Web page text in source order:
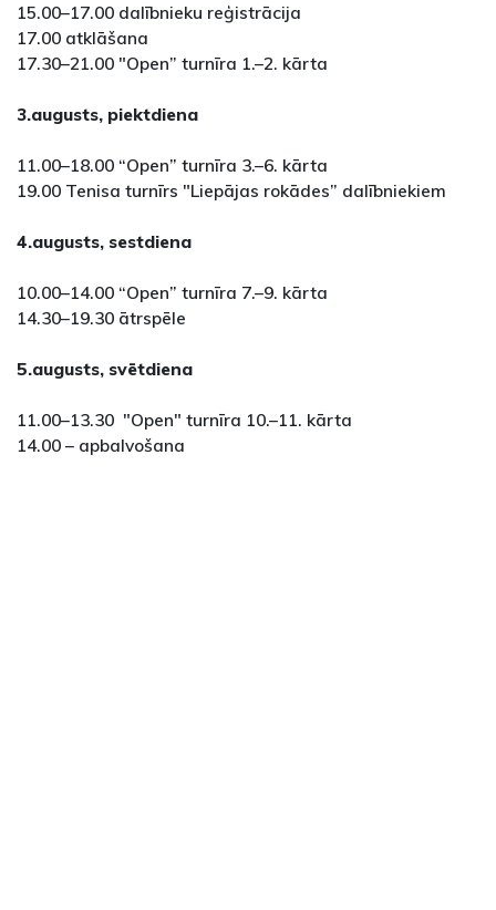
15.00–17.00 dalībnieku reģistrācija
17.00 atklāšana
17.30–21.00 "Open” turnīra 1.–2. kārta
3.augusts, piektdiena
11.00–18.00 “Open” turnīra 3.–6. kārta
19.00 Tenisa turnīrs "Liepājas rokādes” dalībniekiem
4.augusts, sestdiena
10.00–14.00 “Open” turnīra 7.–9. kārta
14.30–19.30 ātrspēle
5.augusts, svētdiena
11.00–13.30 "Open" turnīra 10.–11. kārta
14.00 – apbalvošana